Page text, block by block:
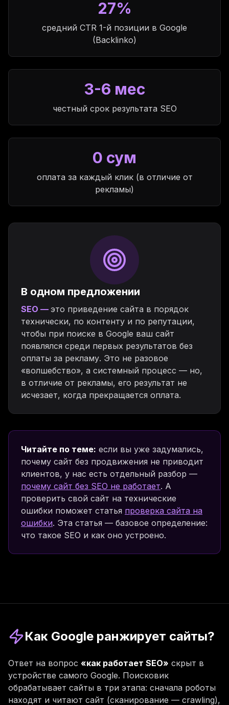
27%
средний CTR 1-й позиции в Google
(Backlinko)
3-6 мес
честный срок результата SEO
0 сум
оплата за каждый клик (в отличие от
рекламы)
В одном предложении
SEO — это приведение сайта в порядок
технически, по контенту и по репутации,
чтобы при поиске в Google ваш сайт
появлялся среди первых результатов без
оплаты за рекламу. Это не разовое
«волшебство», а системный процесс — но,
в отличие от рекламы, его результат не
исчезает, когда прекращается оплата.
Читайте по теме: если вы уже задумались,
почему сайт без продвижения не приводит
клиентов, у нас есть отдельный разбор —
почему сайт без SEO не работает. А
проверить свой сайт на технические
ошибки поможет статья проверка сайта на
ошибки. Эта статья — базовое определение:
что такое SEO и как оно устроено.
Как Google ранжирует сайты?
Ответ на вопрос «как работает SEO» скрыт в
устройстве самого Google. Поисковик
обрабатывает сайты в три этапа: сначала роботы
находят и читают сайт (сканирование — crawling),